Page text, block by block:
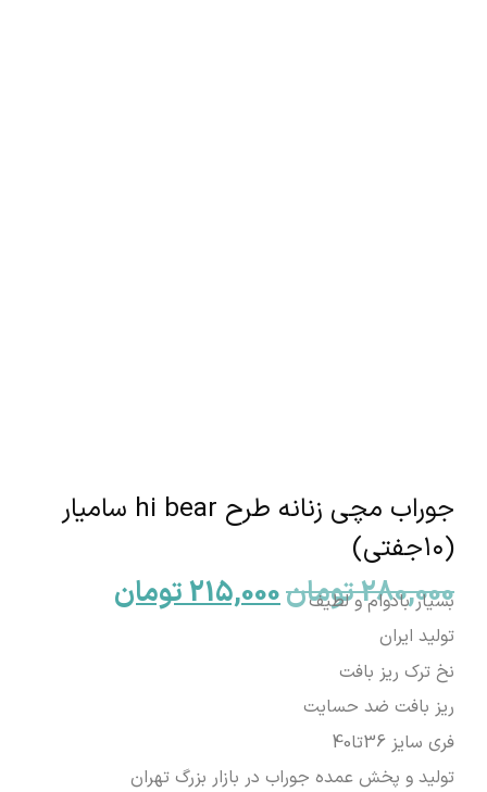
جوراب مچی زنانه طرح hi bear سامیار
(۱۰جفتی)
280,000تومان215,000تومان
بسیار بادوام و لطیف
تولید ایران
نخ ترک ریز بافت
ریز بافت ضد حسایت
فری سایز 36تا40
تولید و پخش عمده جوراب در بازار بزرگ تهران